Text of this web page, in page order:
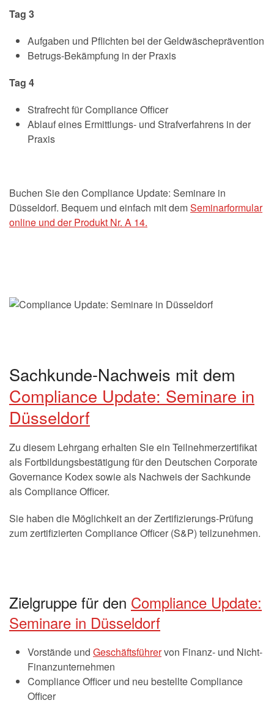
Tag 3
Aufgaben und Pflichten bei der Geldwäscheprävention
Betrugs-Bekämpfung in der Praxis
Tag 4
Strafrecht für Compliance Officer
Ablauf eines Ermittlungs- und Strafverfahrens in der
Praxis
Buchen Sie den Compliance Update: Seminare in
Düsseldorf. Bequem und einfach mit demSeminarformular
online und der Produkt Nr. A 14.
Sachkunde-Nachweis mit dem
Compliance Update: Seminare in
Düsseldorf
Zu diesem Lehrgang erhalten Sie ein Teilnehmerzertifikat
als Fortbildungsbestätigung für den Deutschen Corporate
Governance Kodex sowie als Nachweis der Sachkunde
als Compliance Officer.
Sie haben die Möglichkeit an der Zertifizierungs-Prüfung
zum zertifizierten Compliance Officer (S&P) teilzunehmen.
Zielgruppe für den Compliance Update:
Seminare in Düsseldorf
Vorstände und Geschäftsführervon Finanz- und Nicht-
Finanzunternehmen
Compliance Officer und neu bestellte Compliance
Officer